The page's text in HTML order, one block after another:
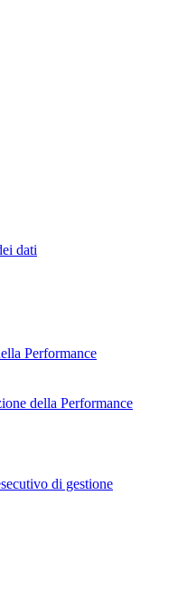
dati
Performance
della Performance
di gestione